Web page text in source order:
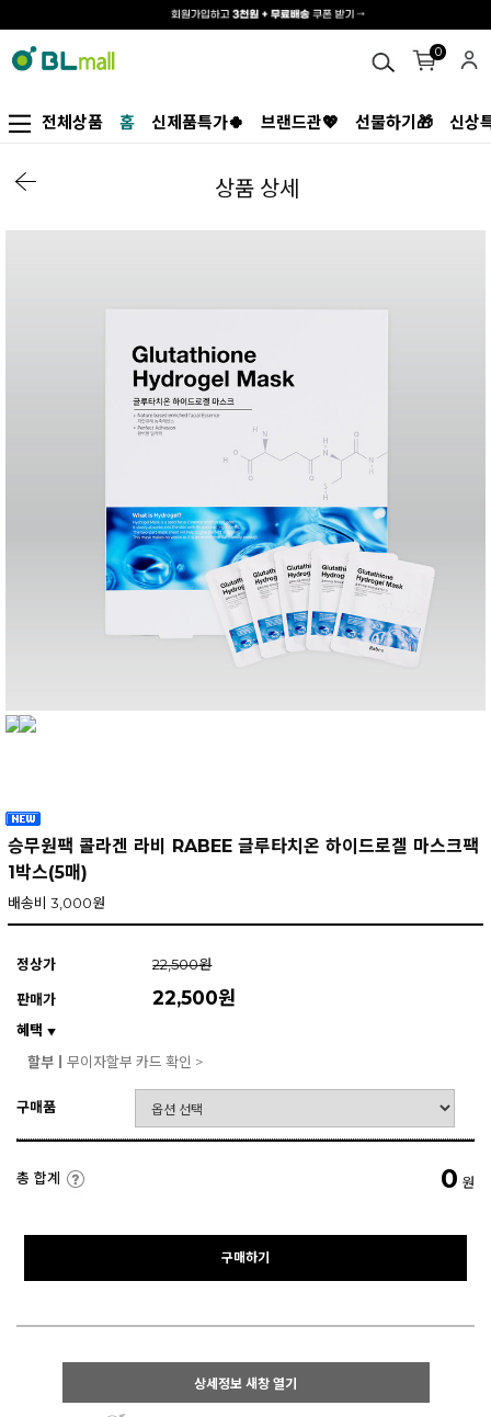
0
전체상품 홈 신제품특가🍀 브랜드관💖 선물하기🎁 신상
상품 상세
승무원팩 콜라겐 라비 RABEE 글루타치온 하이드로겔 마스크팩
1박스(5매)
배송비 3,000원
정상가
22,500원
판매가
22,500원
혜택 ▼
할부ㅣ 무이자할부 카드 확인 >
구매품
총 합계 0 원
구매하기
상세정보 새창 열기